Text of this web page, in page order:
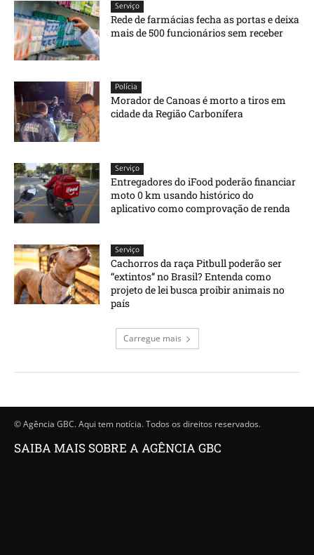
Serviço
Rede de farmácias fecha as portas e deixa
mais de 500 funcionários sem receber
Polícia
Morador de Canoas é morto a tiros em
cidade da Região Carbonífera
Serviço
Entregadores do iFood poderão financiar
moto 0 km usando histórico do
aplicativo como comprovação de renda
Serviço
Cachorros da raça Pitbull poderão ser
“extintos” no Brasil? Entenda como
projeto de lei busca proibir animais no
país
Carregue mais
© Agência GBC. Aqui tem notícia. Todos os direitos reservados.
SAIBA MAIS SOBRE A AGÊNCIA GBC